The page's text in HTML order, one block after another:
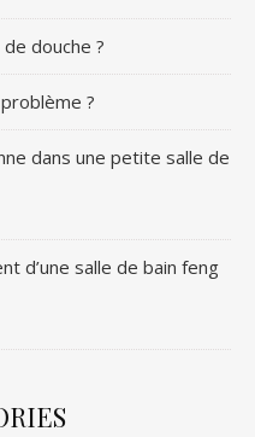
douche ?
?
dans une petite salle de
d’une salle de bain feng